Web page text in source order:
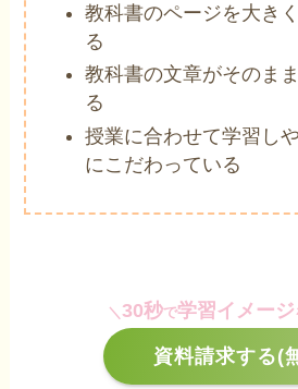
教科書のページを大き
る
教科書の文章がそのま
る
授業に合わせて学習し
にこだわっている
＼ 30秒で学習イメージ
資料請求する(